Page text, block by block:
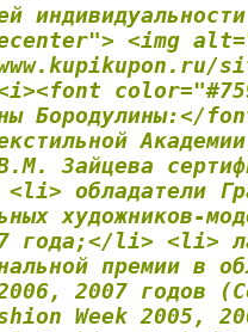
<img
Бородулины:</
Зайцева
обладатели
художников-
года;</li> <li>
премии в
2007 годов
Week 2005,